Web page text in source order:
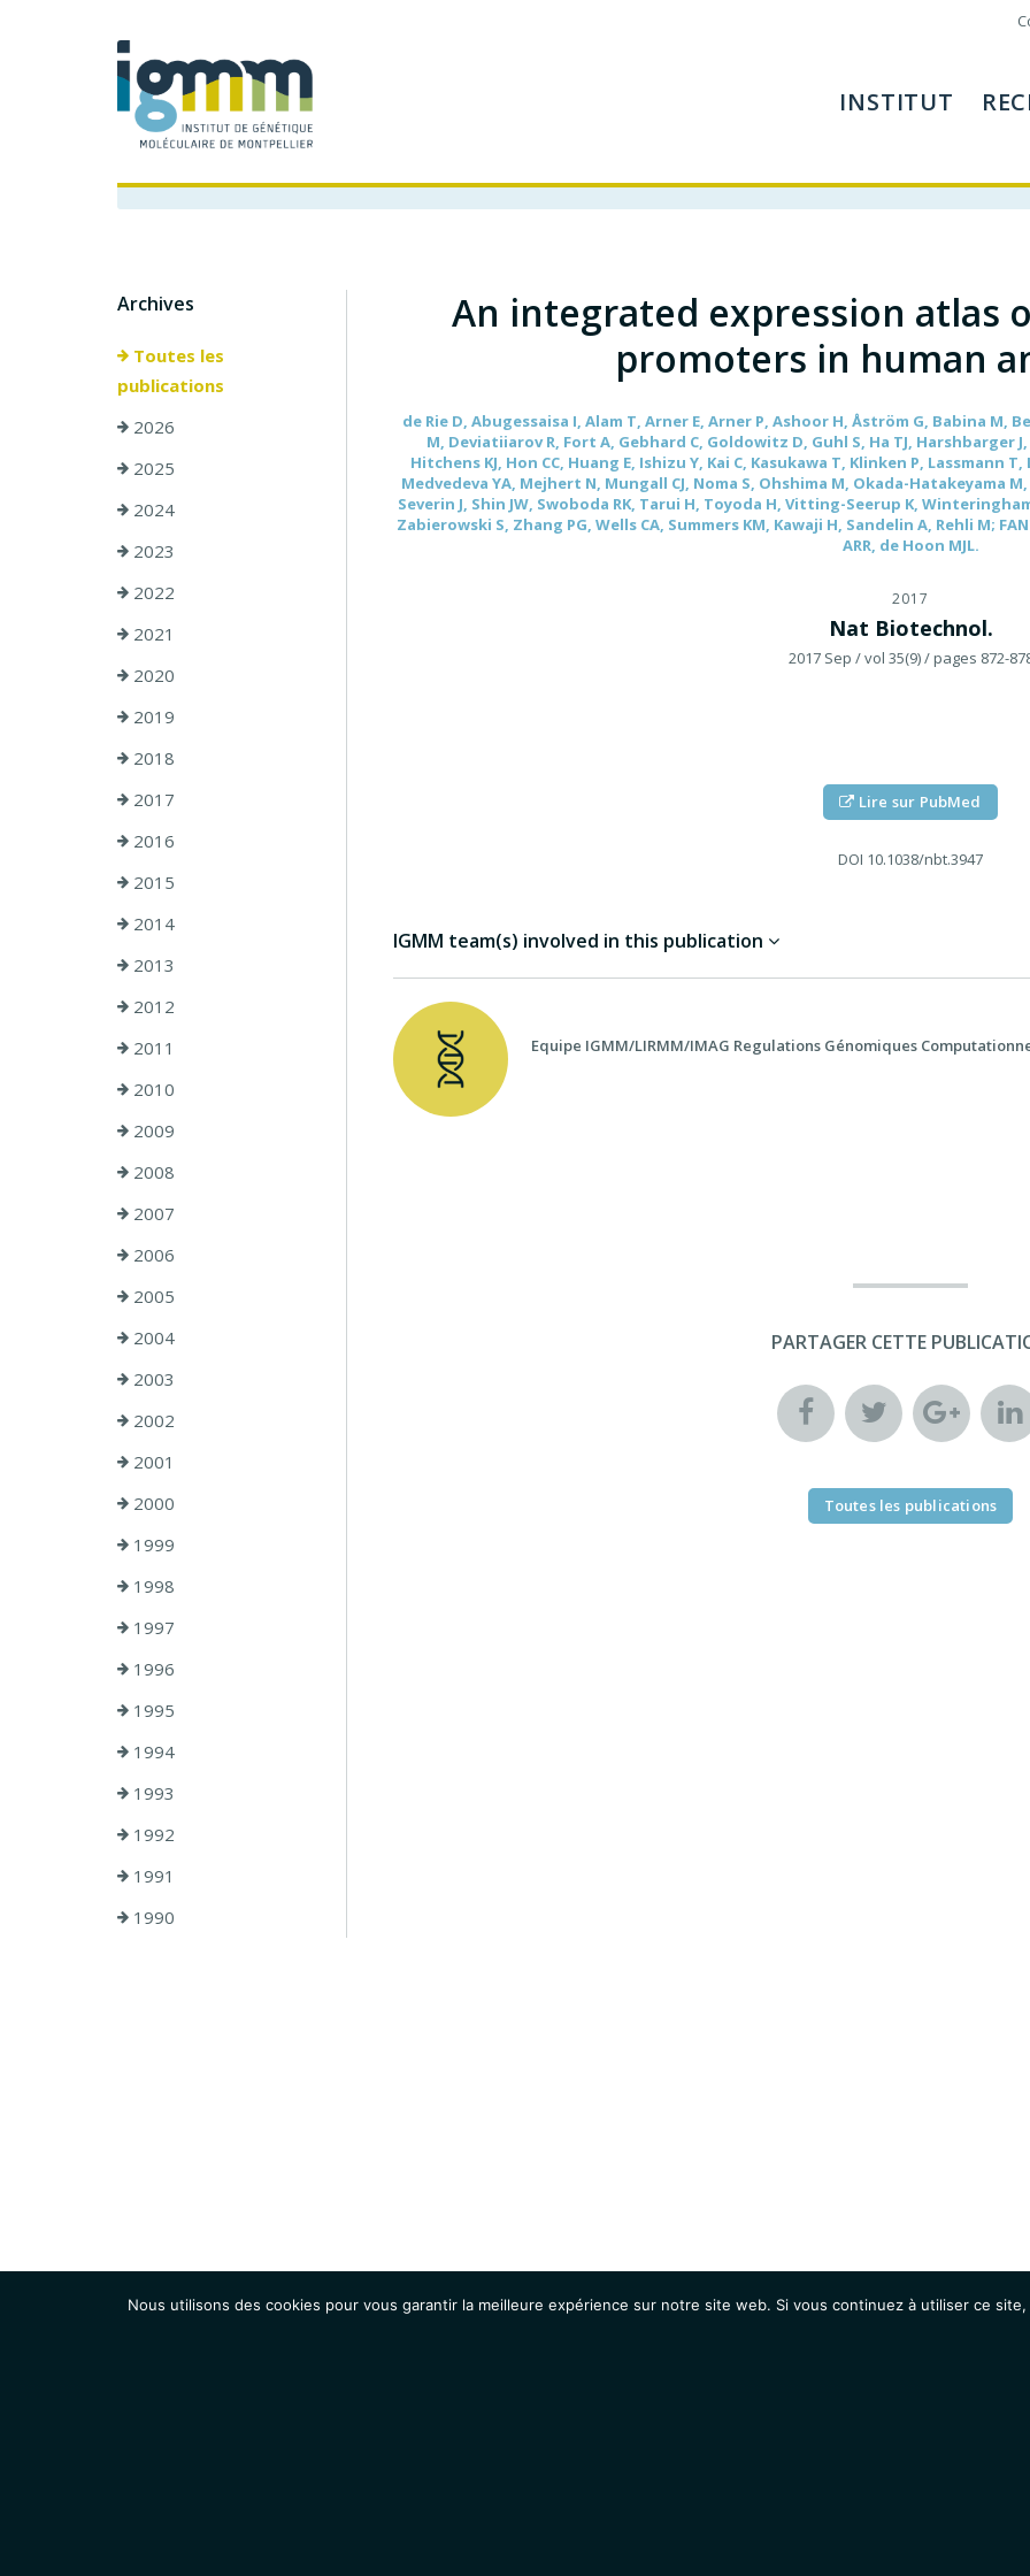
INSTITUT
Archives
Toutes les
publications
2026
2025
2024
2023
2022
2021
2020
2019
2018
2017
2016
2015
2014
2013
2012
2011
2010
2009
2008
2007
2006
2005
2004
2003
2002
2001
2000
1999
1998
1997
1996
1995
1994
1993
1992
1991
1990
An integrated expression atlas
promoters in human
de Rie D, Abugessaisa I, Alam T, Arner E, Arner P, Ashoor H, Åström G, Babina M,
M, Deviatiiarov R, Fort A, Gebhard C, Goldowitz D, Guhl S, Ha TJ, Harshbarger
Hitchens KJ, Hon CC, Huang E, Ishizu Y, Kai C, Kasukawa T, Klinken P, Lassmann
Medvedeva YA, Mejhert N, Mungall CJ, Noma S, Ohshima M, Okada-Hatakeyama
Severin J, Shin JW, Swoboda RK, Tarui H, Toyoda H, Vitting-Seerup K,
Zabierowski S, Zhang PG, Wells CA, Summers KM, Kawaji H, Sandelin A, Rehli M;
ARR, de Hoon MJL.
2017
Nat Biotechnol.
2017 Sep / vol 35(9)/ pages 872-
Lire sur PubMed
DOI 10.1038/nbt.3947
IGMM team(s) involved in this publication
Equipe IGMM/LIRMM/IMAG Regulations Génomiques
PARTAGER CETTE
Toutes les publications
Nous utilisons des cookies pour vous garantir la meilleure expérience sur notre site web. Si vous continuez à utiliser ce